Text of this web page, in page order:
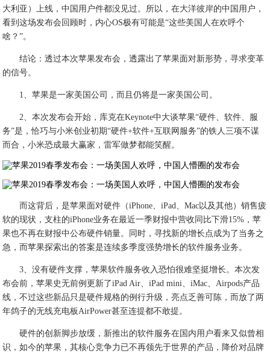
大利亚）上线，中国用户件都没见过。所以，在大洋彼岸的中国用户，
看到这场发布会回顾时，内心OS极有可能是“这些美国人在欢呼个
啥？”。
结论：透过本次苹果发布会，透露出了苹果面对新形势，寻求变革
的信号。
1、苹果是一家美国公司，而且仍将是一家美国公司。
2、本次发布会开始，库克在Keynote中大谈苹果“硬件、软件、服
务”是，恰巧与小米创业初期“硬件+软件+互联网服务”的铁人三项不谋
而合，小米恐成最大赢家，雷军做梦都能笑醒。
而这背后，是苹果面对硬件（iPhone、iPad、Mac以及其他）销售疲
软的现状，支柱的iPhone业务在最近一季财报中营收同比下滑15%，苹
果也不再在财报中公布硬件销量。同时，寻找新的增长点成为了当务之
急，而苹果探索出的答案是连续多季度强势增长的软件服务业务。
3、没有硬件支撑，苹果软件服务收入恐怕很难坚挺增长。本次发
布会前，苹果史无前例更新了iPad Air、iPad mini、iMac、Airpods产品
线，不过这些新品只是硬件规格的例行升级，亮点乏善可陈，而放了两
年鸽子的无线充电板AirPower甚至连提都不敢提。
硬件的创新脚步放缓，新推出的软件服务在国内用户看来又似曾相
识，如今的苹果，其核心竞争力已不再领先于世界的产品，降价对品牌